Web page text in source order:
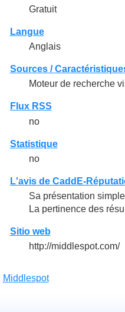
Gratuit
Langue
Anglais
Sources /
Moteur de recherche
Flux RSS
no
Statistique
no
L'avis de CaddE-
Sa présentation
La pertinence des
Sitio web
http://middlespot.com/
Middlespot